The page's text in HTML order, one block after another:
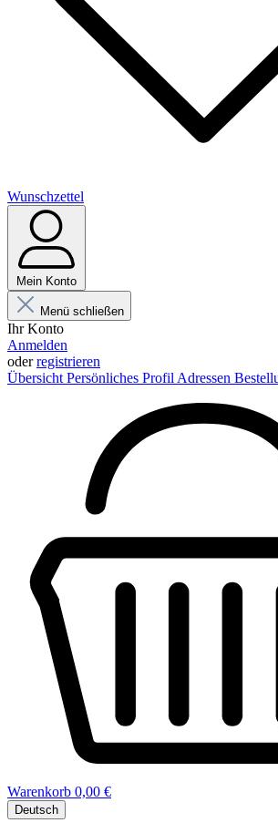
Wunschzettel
Mein Konto
Menü schließen
Ihr Konto
Anmelden
oderregistrieren
Übersicht Persönliches Profil Adressen
Warenkorb 0,00 €
Deutsch